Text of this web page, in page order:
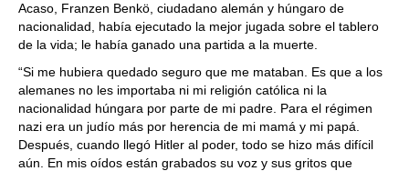
Acaso, Franzen Benkö, ciudadano alemán y húngaro de
nacionalidad, había ejecutado la mejor jugada sobre el tablero
de la vida; le había ganado una partida a la muerte.
“Si me hubiera quedado seguro que me mataban. Es que a los
alemanes no les importaba ni mi religión católica ni la
nacionalidad húngara por parte de mi padre. Para el régimen
nazi era un judío más por herencia de mi mamá y mi papá.
Después, cuando llegó Hitler al poder, todo se hizo más difícil
aún. En mis oídos están grabados su voz y sus gritos que